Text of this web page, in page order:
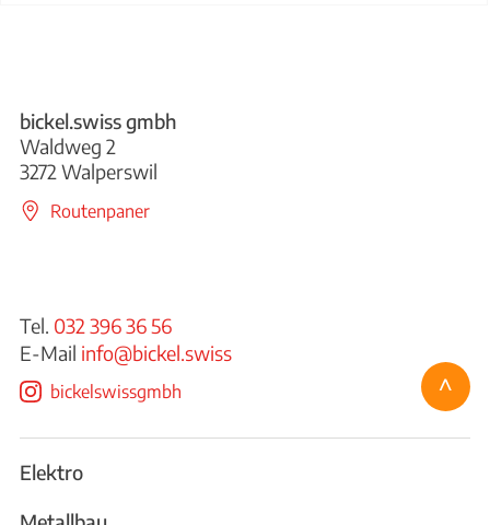
bickel.swiss gmbh
Waldweg 2
3272 Walperswil
Routenpaner
Tel. 032 396 36 56
E-Mail info@bickel.swiss
bickelswissgmbh
Elektro
^